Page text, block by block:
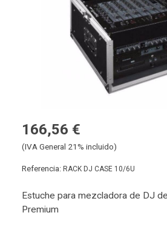
166,56 €
(IVA General 21% incluido)
Referencia: RACK DJ CASE 10/6U
Estuche para mezcladora de DJ
Premium